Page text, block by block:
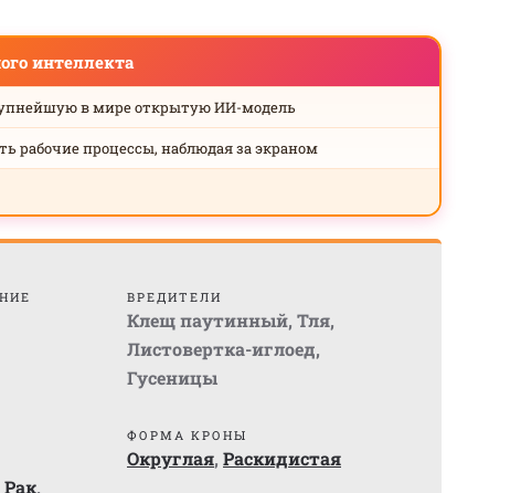
интеллекта
в мире открытую ИИ-модель
рабочие процессы, наблюдая за экраном
ВРЕДИТЕЛИ
Клещ паутинный, Тля,
Листовертка-иглоед,
Гусеницы
Рак,
ФОРМА КРОНЫ
Округлая, Раскидистая